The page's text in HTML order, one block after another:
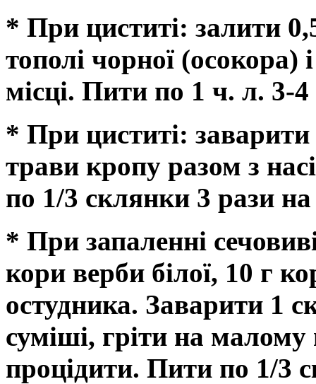
* При циститі: залити
тополі чорної (осокора)
місці. Пити по 1 ч. л. 3-4
* При циститі:
трави кропу разом з
по 1/3 склянки 3 рази на
* При запаленні
кори верби білої, 10 г
остудника. Заварити 1
суміші, гріти на малому
процідити. Пити по 1/3